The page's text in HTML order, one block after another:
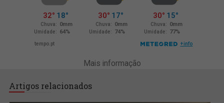
Mais informação
Artigos relacionados